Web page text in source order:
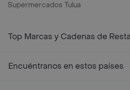
Supermercados Tulua
Top Marcas y Cadenas de
Encuéntranos en estos países